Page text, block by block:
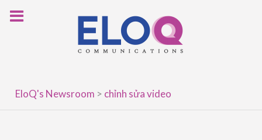
EloQ's Newsroom > chỉnh sửa video